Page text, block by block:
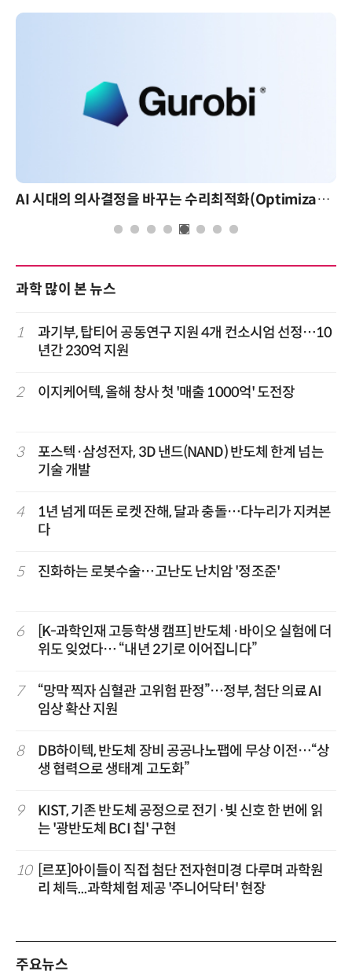
AI 시대의 의사결정을 바꾸는 수리최적화(Optimization): 실제 산업 적용 사례와 활용 전략
과학 많이 본 뉴스
1
과기부, 탑티어 공동연구 지원 4개 컨소시엄 선정…10
년간 230억 지원
2 이지케어텍, 올해 창사 첫 '매출 1000억' 도전장
3
포스텍·삼성전자, 3D 낸드(NAND) 반도체 한계 넘는
기술 개발
4
1년 넘게 떠돈 로켓 잔해, 달과 충돌…다누리가 지켜본
다
5 진화하는 로봇수술…고난도 난치암 '정조준'
6
[K-과학인재 고등학생 캠프] 반도체·바이오 실험에 더
위도 잊었다… “내년 2기로 이어집니다”
7
“망막 찍자 심혈관 고위험 판정”…정부, 첨단 의료 AI
임상 확산 지원
8
DB하이텍, 반도체 장비 공공나노팹에 무상 이전…“상
생 협력으로 생태계 고도화”
9
KIST, 기존 반도체 공정으로 전기·빛 신호 한 번에 읽
는 '광반도체 BCI 칩' 구현
10
[르포]아이들이 직접 첨단 전자현미경 다루며 과학원
리 체득...과학체험 제공 '주니어닥터' 현장
주요뉴스